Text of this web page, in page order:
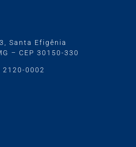
Santa Efigênia
– CEP 30150-330
0002